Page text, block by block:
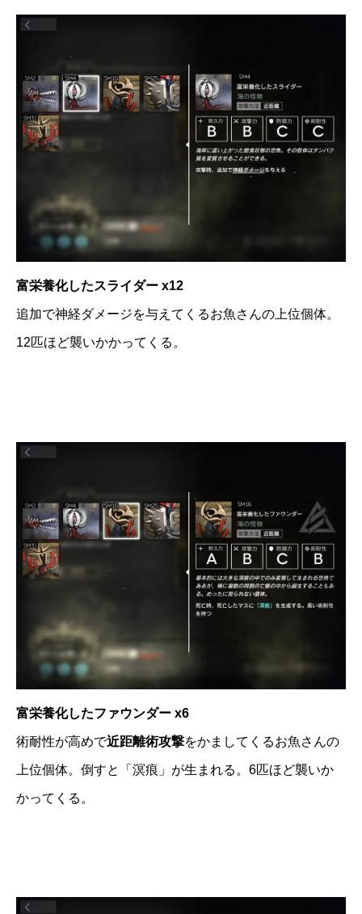
富栄養化したスライダー x12
追加で神経ダメージを与えてくるお魚さんの上位個体。
12匹ほど襲いかかってくる。
富栄養化したファウンダー x6
術耐性が高めで近距離術攻撃をかましてくるお魚さんの
上位個体。倒すと「溟痕」が生まれる。6匹ほど襲いか
かってくる。